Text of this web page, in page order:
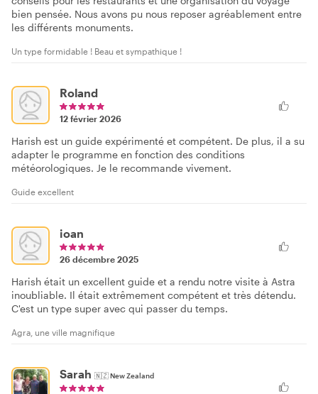
bien pensée. Nous avons pu nous reposer agréablement entre
les différents monuments.
Un type formidable ! Beau et sympathique !
Roland
12 février 2026
Harish est un guide expérimenté et compétent. De plus, il a su
adapter le programme en fonction des conditions
météorologiques. Je le recommande vivement.
Guide excellent
ioan
26 décembre 2025
Harish était un excellent guide et a rendu notre visite à Astra
inoubliable. Il était extrêmement compétent et très détendu.
C'est un type super avec qui passer du temps.
Agra, une ville magnifique
Sarah 🇳🇿New Zealand